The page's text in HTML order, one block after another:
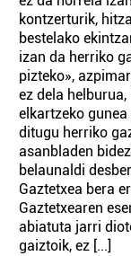
kontzerturik,
bestelako
izan da herriko
pizteko»,
ez dela
elkartzeko
ditugu herriko
asanbladen
belaunaldi
Gaztetxea bera
Gaztetxearen
abiatuta jarri
gaiztoik, ez [...]